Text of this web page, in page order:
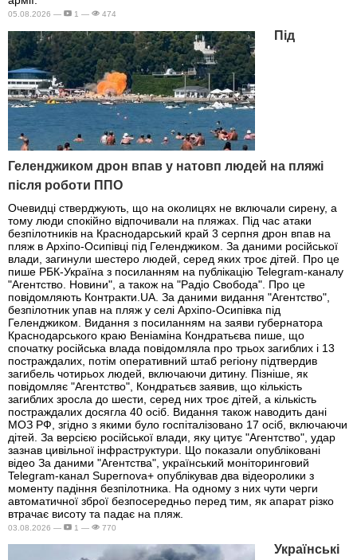
05.08.2026 — 1 — 474
Під
Геленджиком дрон впав у натовп людей на пляжі
після роботи ППО
Очевидці стверджують, що на околицях не включали сирену, а
тому люди спокійно відпочивали на пляжах. Під час атаки
безпілотників на Краснодарський край 3 серпня дрон впав на
пляж в Архіпо-Осипівці під Геленджиком. За даними російської
влади, загинули шестеро людей, серед яких троє дітей. Про це
пише РБК-Україна з посиланням на публікацію Telegram-каналу
"Агентство. Новини", а також на "Радіо Свобода". Про це
повідомляють Контракти.UA. За даними видання "Агентство",
безпілотник упав на пляж у селі Архіпо-Осипівка під
Геленджиком. Видання з посиланням на заяви губернатора
Краснодарського краю Веніаміна Кондратьєва пише, що
спочатку російська влада повідомляла про трьох загиблих і 13
постраждалих, потім оперативний штаб регіону підтвердив
загибель чотирьох людей, включаючи дитину. Пізніше, як
повідомляє "Агентство", Кондратьєв заявив, що кількість
загиблих зросла до шести, серед них троє дітей, а кількість
постраждалих досягла 40 осіб. Видання також наводить дані
МОЗ РФ, згідно з якими було госпіталізовано 17 осіб, включаючи
дітей. За версією російської влади, яку цитує "Агентство", удар
зазнав цивільної інфраструктури. Що показали опубліковані
відео За даними "Агентства", український моніторинговий
Telegram-канал Supernova+ опублікував два відеоролики з
моменту падіння безпілотника. На одному з них чути черги
автоматичної зброї безпосередньо перед тим, як апарат різко
втрачає висоту та падає на пляж.
03.08.2026 — 1 — 770
Українські